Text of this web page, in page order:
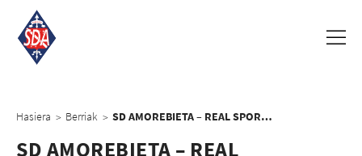
Hasiera > Berriak > SD AMOREBIETA – REAL SPORTING: los socios podrán recoger su entrada en la tienda o recibirla por correo electrónico
SD AMOREBIETA – REAL